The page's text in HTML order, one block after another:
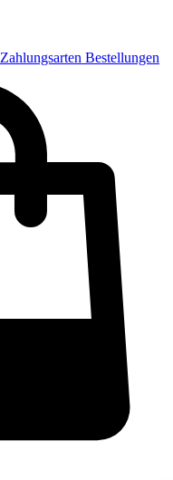
Zahlungsarten Bestellungen